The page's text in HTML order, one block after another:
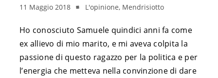
11 Maggio 2018 L'opinione, Mendrisiotto
Ho conosciuto Samuele quindici anni fa come
ex allievo di mio marito, e mi aveva colpita la
passione di questo ragazzo per la politica e per
l’energia che metteva nella convinzione di dare